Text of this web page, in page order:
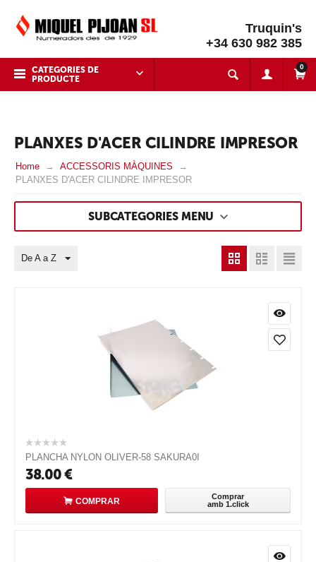
Truquin's
+34 630 982 385
CATEGORIES DE
PRODUCTE
0
PLANXES D'ACER CILINDRE IMPRESOR
Home
ACCESSORIS MÀQUINES
PLANXES D'ACER CILINDRE IMPRESOR
SUBCATEGORIES MENU
De A a Z
PLANCHA NYLON OLIVER-58 SAKURA0I
38.00€
COMPRAR
Comprar
amb 1.click